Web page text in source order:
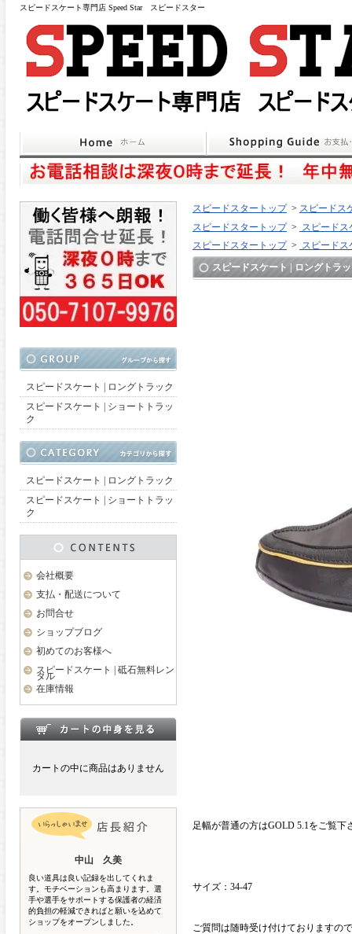
スピードスケート専門店 Speed Star スピードスター
スピードスケート | ロングトラック
スピードスケート | ショートトラッ
ク
スピードスケート | ロングトラック
スピードスケート | ショートトラッ
ク
会社概要
支払・配送について
お問合せ
ショップブログ
初めてのお客様へ
スピードスケート | 砥石無料レン
タル
在庫情報
カートの中に商品はありません
中山 久美
良い道具は良い記録を出してくれま
す。モチベーションも高まります。選
手や選手をサポートする保護者の経済
的負担の軽減できればと願いを込めて
ショップをオープンしました。
スピードスタートップ > スピードス
スピードスタートップ> スピードス
スピードスタートップ> スピードス
スピードスケート | ロングトラ
足幅が普通の方はGOLD 5.1をご覧
サイズ：34-47
ご質問は随時受け付けておりますの